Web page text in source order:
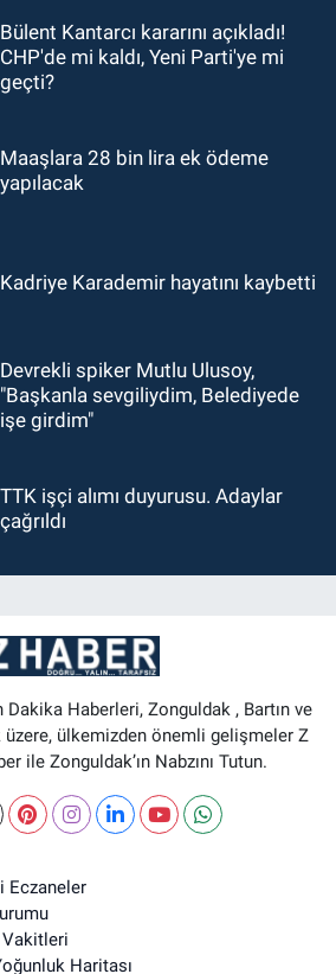
GÜNDEM
18:44Zonguldak'ta araç yayaya
çarptı: Ağır yaralanan yaya tedavi
Bülent Kantarcı kararını açıkladı!
CHP'de mi kaldı, Yeni Parti'ye mi
geçti?
Maaşlara 28 bin lira ek ödeme
yapılacak
Kadriye Karademir hayatını kaybetti
Devrekli spiker Mutlu Ulusoy,
"Başkanla sevgiliydim, Belediyede
işe girdim"
TTK işçi alımı duyurusu. Adaylar
çağrıldı
Haberleri, Zonguldak , Bartın ve
ülkemizden önemli gelişmeler Z
ile Zonguldak’ın Nabzını Tutun.
Eczaneler
Haritası